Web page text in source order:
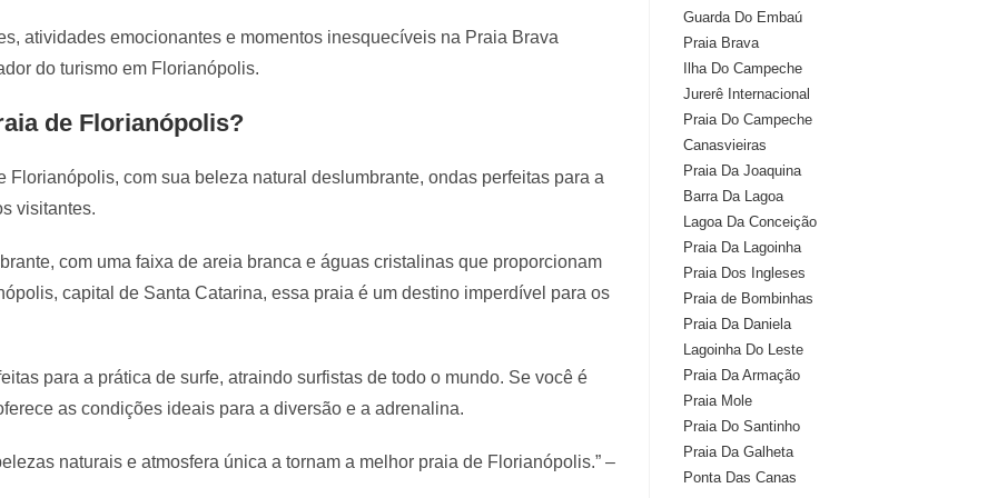
atividades emocionantes e momentos inesquecíveis na Praia Brava
do turismo em Florianópolis.
de Florianópolis?
com sua beleza natural deslumbrante, ondas perfeitas para a
visitantes.
com uma faixa de areia branca e águas cristalinas que proporcionam
capital de Santa Catarina, essa praia é um destino imperdível para os
para a prática de surfe, atraindo surfistas de todo o mundo. Se você é
as condições ideais para a diversão e a adrenalina.
naturais e atmosfera única a tornam a melhor praia de Florianópolis.” –
Guarda Do Embaú
Praia Brava
Ilha Do Campeche
Jurerê Internacional
Praia Do Campeche
Canasvieiras
Praia Da Joaquina
Barra Da Lagoa
Lagoa Da Conceição
Praia Da Lagoinha
Praia Dos Ingleses
Praia de Bombinhas
Praia Da Daniela
Lagoinha Do Leste
Praia Da Armação
Praia Mole
Praia Do Santinho
Praia Da Galheta
Ponta Das Canas